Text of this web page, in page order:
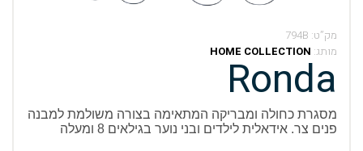
מק”ט: 794B
מותג: HOME COLLECTION
Ronda
פנים צר. אידאלית לילדים ובני נוער בגילאים 8 ומעלה